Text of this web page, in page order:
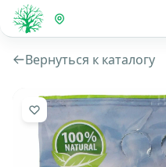
Вернуться к каталогу